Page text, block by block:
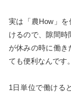
実は「農How」
けるので、隙間
が休みの時に働き
ても便利なんです。
1日単位で働ける